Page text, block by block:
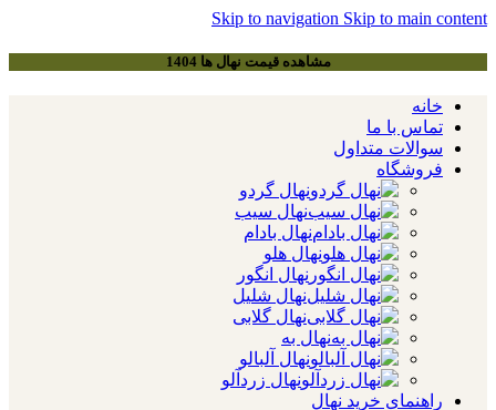
Skip to navigation Skip to main content
مشاهده قیمت نهال ها 1404
خانه
تماس با ما
سوالات متداول
فروشگاه
نهال گردو
نهال سیب
نهال بادام
نهال هلو
نهال انگور
نهال شلیل
نهال گلابی
نهال به
نهال آلبالو
نهال زردآلو
راهنمای خرید نهال